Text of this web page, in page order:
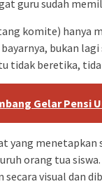
guru sudah
komite) hanya
bukan
tidak beretika,
Gelar Pensi
yang menetapkan
orang tua
visual dan